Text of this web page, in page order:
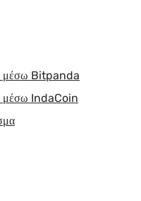
μέσω Bitpanda
μέσω IndaCoin